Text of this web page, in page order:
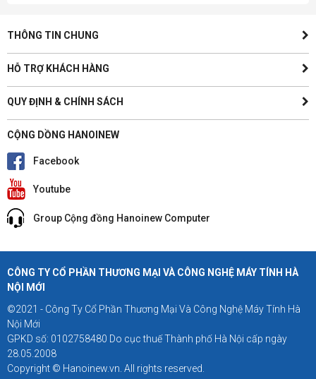
THÔNG TIN CHUNG
HỖ TRỢ KHÁCH HÀNG
QUY ĐỊNH & CHÍNH SÁCH
CỘNG DỒNG HANOINEW
Facebook
Youtube
Group Cộng đồng Hanoinew Computer
CÔNG TY CỔ PHẦN THƯƠNG MẠI VÀ CÔNG NGHỆ MÁY TÍNH HÀ
NỘI MỚI
©2021 - Công Ty Cổ Phần Thương Mại Và Công Nghệ Máy Tính Hà
Nội Mới
GPKD số: 0102758480 Do cục thuế Thành phố Hà Nội cấp ngày
28.05.2008
Copyright © Hanoinew.vn. All rights reserved.